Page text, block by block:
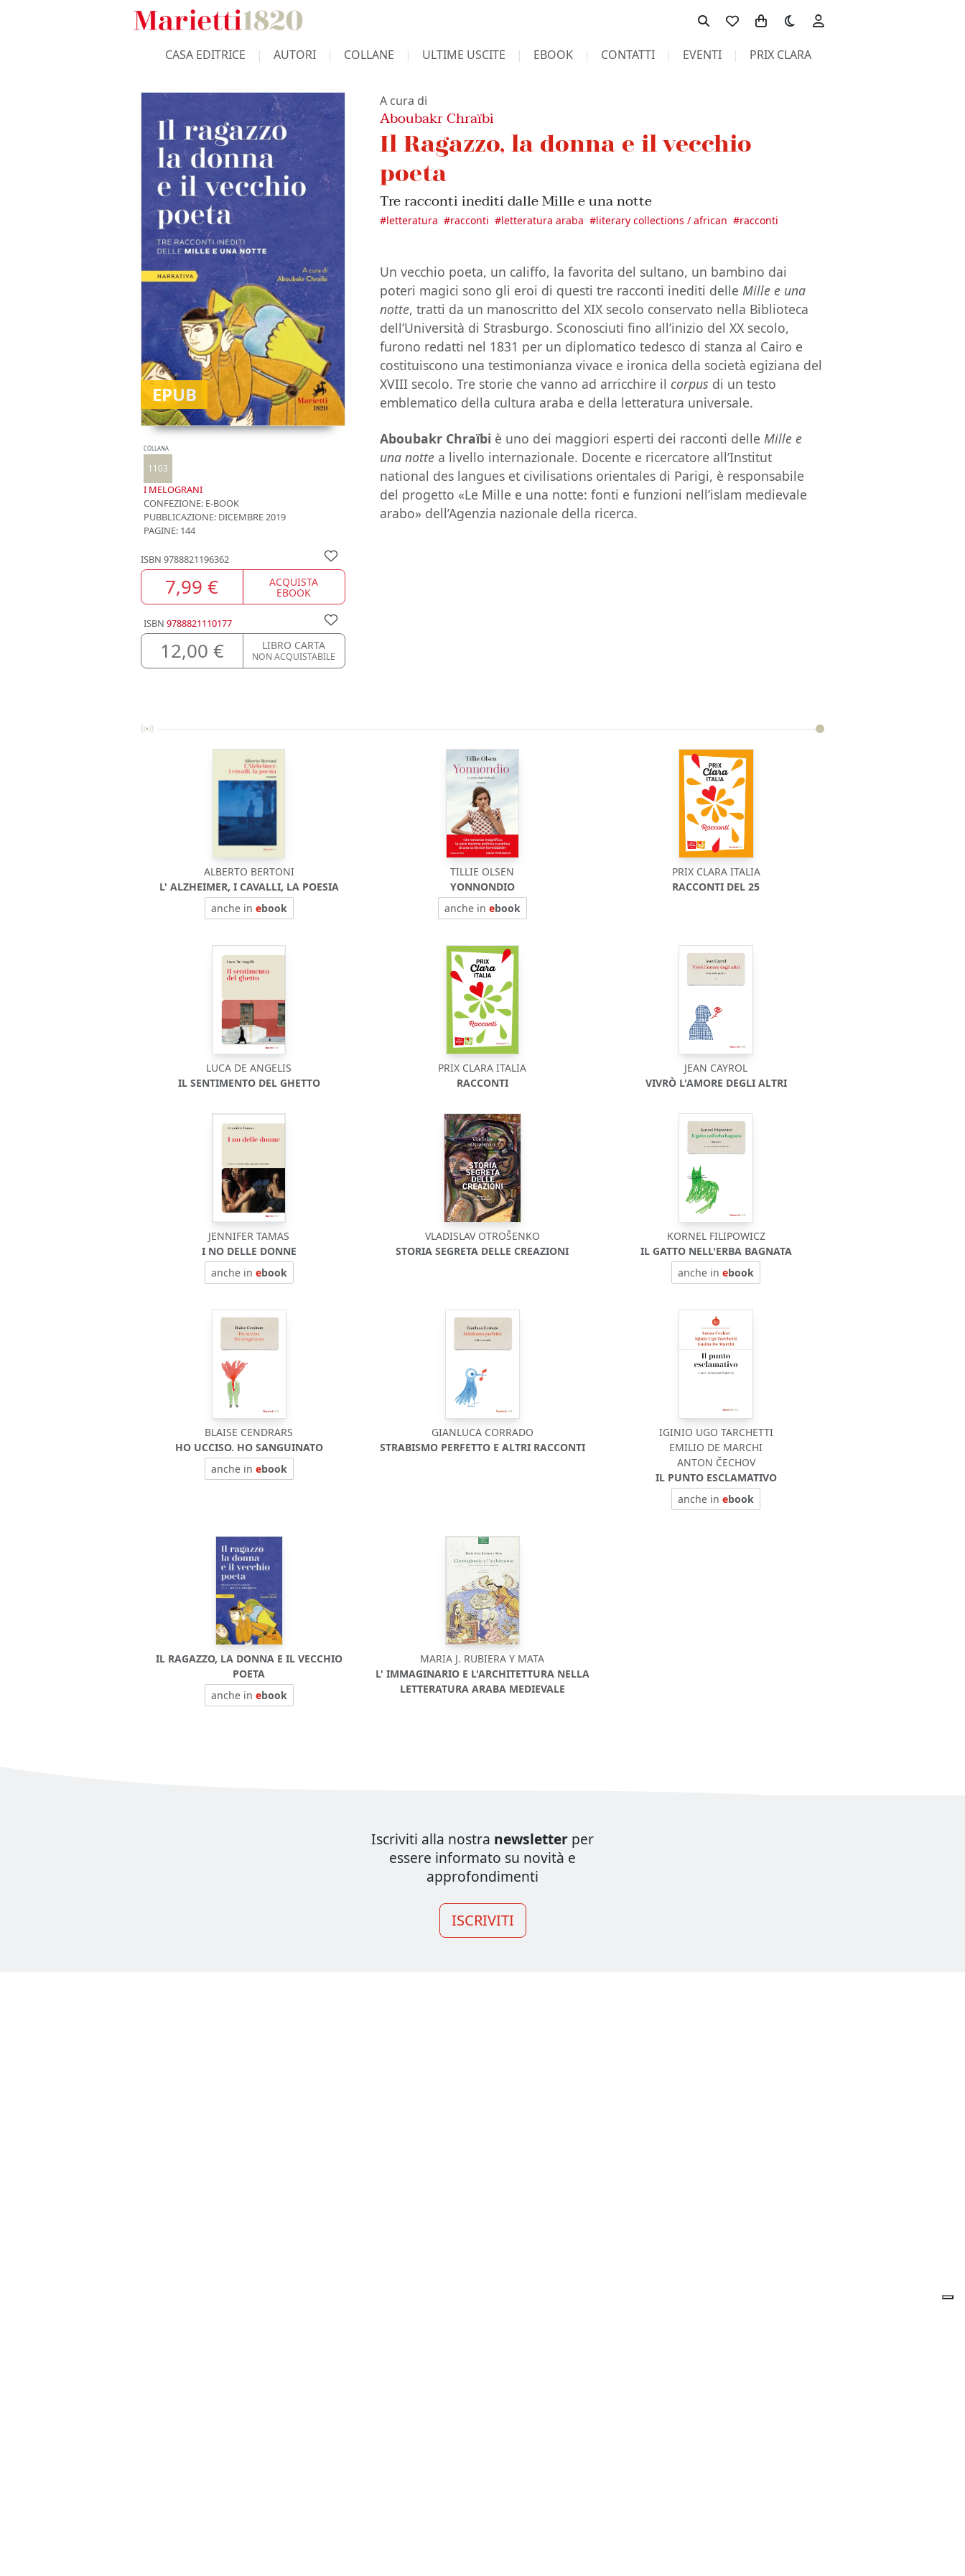
Toggle theme
CASA EDITRICE AUTORI COLLANE ULTIME USCITE EBOOK CONTATTI EVENTI PRIX CLARA
EPUB
COLLANA
1103
I MELOGRANI
CONFEZIONE: E-BOOK
PUBBLICAZIONE: DICEMBRE 2019
PAGINE: 144
ISBN 9788821196362
7,99 € ACQUISTA
EBOOK
ISBN 9788821110177
12,00 € LIBRO CARTA
NON ACQUISTABILE
A cura di
Aboubakr Chraïbi
Il Ragazzo, la donna e il vecchio
poeta
Tre racconti inediti dalle Mille e una notte
#letteratura #racconti #letteratura araba #literary collections / african #racconti
Un vecchio poeta, un califfo, la favorita del sultano, un bambino dai
poteri magici sono gli eroi di questi tre racconti inediti delleMille e una
notte, tratti da un manoscritto del XIX secolo conservato nella Biblioteca
dell’Università di Strasburgo. Sconosciuti fino all’inizio del XX secolo,
furono redatti nel 1831 per un diplomatico tedesco di stanza al Cairo e
costituiscono una testimonianza vivace e ironica della società egiziana del
XVIII secolo. Tre storie che vanno ad arricchire il corpus di un testo
emblematico della cultura araba e della letteratura universale.
Aboubakr Chraïbi è uno dei maggiori esperti dei racconti delleMille e
una notte a livello internazionale. Docente e ricercatore all’Institut
national des langues et civilisations orientales di Parigi, è responsabile
del progetto «Le Mille e una notte: fonti e funzioni nell’islam medievale
arabo» dell’Agenzia nazionale della ricerca.
ALBERTO BERTONI
L' ALZHEIMER, I CAVALLI, LA POESIA
anche in ebook
TILLIE OLSEN
YONNONDIO
anche in ebook
PRIX CLARA ITALIA
RACCONTI DEL 25
LUCA DE ANGELIS
IL SENTIMENTO DEL GHETTO
PRIX CLARA ITALIA
RACCONTI
JEAN CAYROL
VIVRÒ L'AMORE DEGLI ALTRI
JENNIFER TAMAS
I NO DELLE DONNE
anche in ebook
VLADISLAV OTROŠENKO
STORIA SEGRETA DELLE CREAZIONI
KORNEL FILIPOWICZ
IL GATTO NELL'ERBA BAGNATA
anche inebook
BLAISE CENDRARS
HO UCCISO. HO SANGUINATO
anche in ebook
GIANLUCA CORRADO
STRABISMO PERFETTO E ALTRI RACCONTI
IGINIO UGO TARCHETTI
EMILIO DE MARCHI
ANTON ČECHOV
IL PUNTO ESCLAMATIVO
anche inebook
IL RAGAZZO, LA DONNA E IL VECCHIO
POETA
anche in ebook
MARIA J. RUBIERA Y MATA
L' IMMAGINARIO E L'ARCHITETTURA NELLA
LETTERATURA ARABA MEDIEVALE
Iscriviti alla nostra newsletter per
essere informato su novità e
approfondimenti
ISCRIVITI